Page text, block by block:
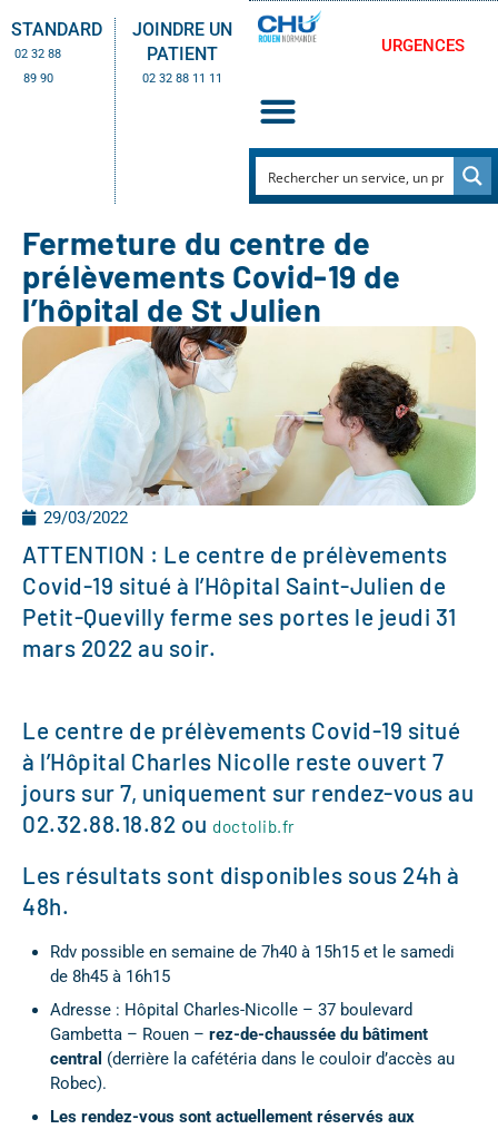
STANDARD
02 32 88
89 90
JOINDRE UN
PATIENT
02 32 88 11 11
URGENCES
Fermeture du centre de
prélèvements Covid-19 de
l’hôpital de St Julien
29/03/2022
ATTENTION : Le centre de prélèvements
Covid-19 situé à l’Hôpital Saint-Julien de
Petit-Quevilly ferme ses portes le jeudi 31
mars 2022 au soir.
Le centre de prélèvements Covid-19 situé
à l’Hôpital Charles Nicolle reste ouvert 7
jours sur 7, uniquement sur rendez-vous au
02.32.88.18.82 ou doctolib.fr
Les résultats sont disponibles sous 24h à
48h.
Rdv possible en semaine de 7h40 à 15h15 et le samedi
de 8h45 à 16h15
Adresse : Hôpital Charles-Nicolle – 37 boulevard
Gambetta – Rouen – rez-de-chaussée du bâtiment
central (derrière la cafétéria dans le couloir d’accès au
Robec).
Les rendez-vous sont actuellement réservés aux